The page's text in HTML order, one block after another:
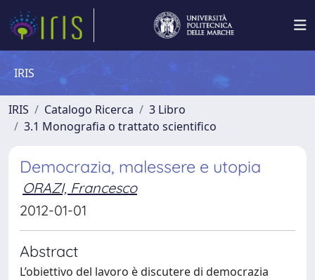
IRIS
IRIS Catalogo Ricerca
3 Libro
3.1 Monografia o trattato scientifico
Democrazia, malessere e utopia
ORAZI, Francesco
2012-01-01
Abstract
L’obiettivo del lavoro è discutere di democrazia